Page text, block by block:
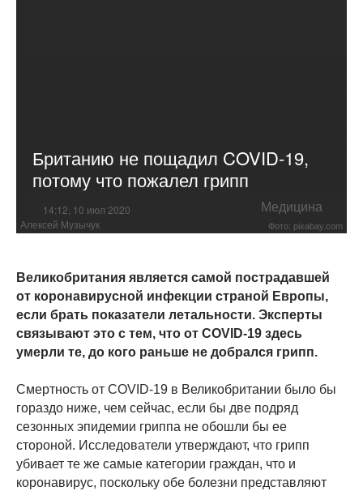
Британию не пощадил COVID-19,
потому что пожалел грипп
14:12, 10 июл 2020 Медицина
Алексей Музычук Фото: pixabay.com
Великобритания является самой пострадавшей
от коронавирусной инфекции страной Европы,
если брать показатели летальности. Эксперты
связывают это с тем, что от COVID-19 здесь
умерли те, до кого раньше не добрался грипп.
Смертность от COVID-19 в Великобритании было бы
гораздо ниже, чем сейчас, если бы две подряд
сезонных эпидемии гриппа не обошли бы ее
стороной. Исследователи утверждают, что грипп
убивает те же самые категории граждан, что и
коронавирус, поскольку обе болезни представляют